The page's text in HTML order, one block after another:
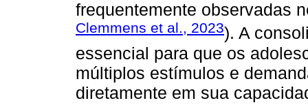
frequentemente observadas
Clemmens et al., 2023). A
essencial para que os
múltiplos estímulos e
diretamente em sua